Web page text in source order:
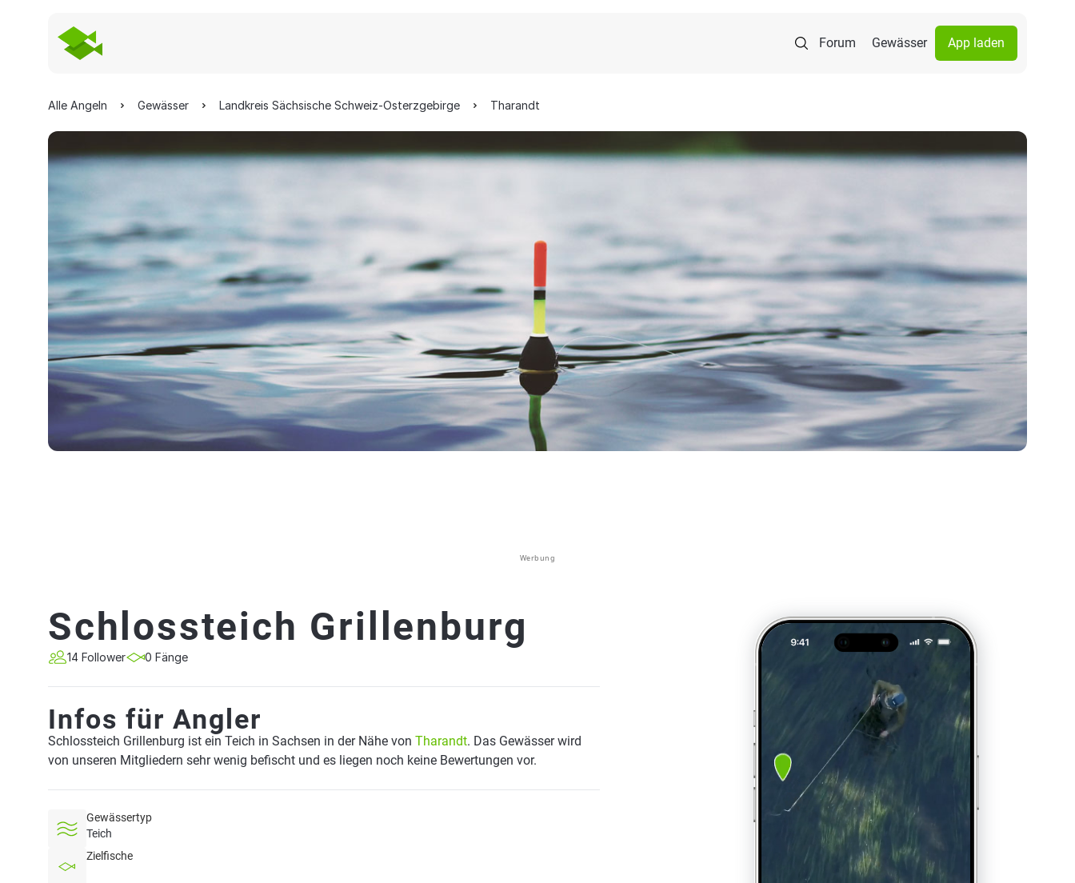
Forum Gewässer App laden
Alle Angeln Gewässer Landkreis Sächsische Schweiz-Osterzgebirge Tharandt
Werbung
Schlossteich Grillenburg
14 Follower 0 Fänge
Infos für Angler
Schlossteich Grillenburg ist ein Teich in Sachsen in der Nähe von Tharandt. Das Gewässer wird
von unseren Mitgliedern sehr wenig befischt und es liegen noch keine Bewertungen vor.
Gewässertyp
Teich
Zielfische